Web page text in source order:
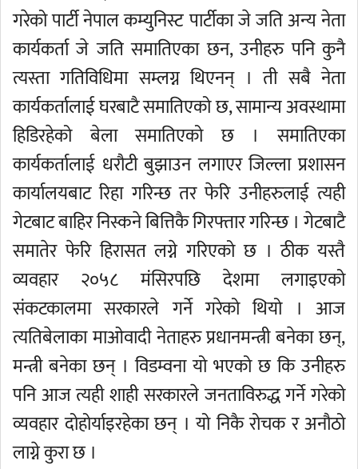
गरेको पार्टी नेपाल कम्युनिस्ट पार्टीका जे जति अन्य नेता
कार्यकर्ता जे जति समातिएका छन, उनीहरु पनि कुनै
त्यस्ता गतिविधिमा सम्लग्न थिएनन् । ती सबै नेता
कार्यकर्तालाई घरबाटै समातिएको छ, सामान्य अवस्थामा
हिडिरहेको बेला समातिएको छ । समातिएका
कार्यकर्तालाई धरौटी बुझाउन लगाएर जिल्ला प्रशासन
कार्यालयबाट रिहा गरिन्छ तर फेरि उनीहरुलाई त्यही
गेटबाट बाहिर निस्कने बित्तिकै गिरफ्तार गरिन्छ । गेटबाटै
समातेर फेरि हिरासत लग्ने गरिएको छ । ठीक यस्तै
व्यवहार २०५८ मंसिरपछि देशमा लगाइएको
संकटकालमा सरकारले गर्ने गरेको थियो । आज
त्यतिबेलाका माओवादी नेताहरु प्रधानमन्त्री बनेका छन्,
मन्त्री बनेका छन् । विडम्वना यो भएको छ कि उनीहरु
पनि आज त्यही शाही सरकारले जनताविरुद्ध गर्ने गरेको
व्यवहार दोहोर्याइरहेका छन् । यो निकै रोचक र अनौठो
लाग्ने कुरा छ ।